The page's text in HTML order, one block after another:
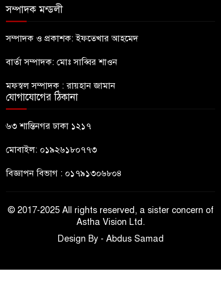
মেট্রিক টন টিয়ার শেল
মানবিক মূল্যবোধ সম্পন্ন বিচারকের
সম্পাদক মন্ডলী
সম্পাদক ও প্রকাশক: ইফতেখার আহমেদ
বার্তা সম্পাদক: মোঃ সাব্বির শাওন
মফস্বল সম্পাদক : রায়হান জামান
যোগাযোগের ঠিকানা
৬৩ শান্তিনগর ঢাকা ১২১৭
মোবাইল: ০১৯২৬১৮০৭৭৩
বিজ্ঞাপন বিভাগ : ০১৭৯১৩০৬৮০৪
© 2017-2025 All rights reserved, a sister concern of
Astha Vision Ltd.
Design By - Abdus Samad